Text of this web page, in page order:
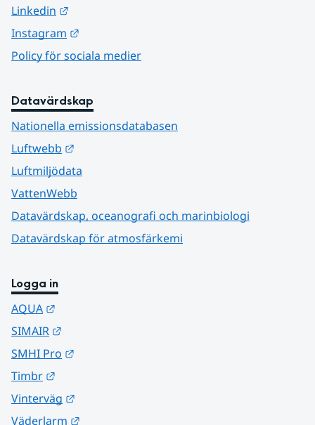
Linkedin
Instagram
Policy för sociala medier
Datavärdskap
Nationella emissionsdatabasen
Luftwebb
Luftmiljödata
VattenWebb
Datavärdskap, oceanografi och marinbiologi
Datavärdskap för atmosfärkemi
Logga in
AQUA
SIMAIR
SMHI Pro
Timbr
Vinterväg
Väderlarm